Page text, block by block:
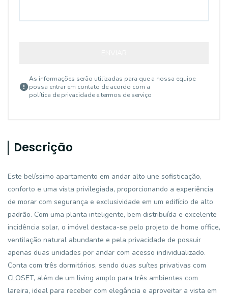
As informações serão utilizadas para que a nossa equipe
possa entrar em contato de acordo com a
política de privacidade e termos de serviço
Descrição
Este belíssimo apartamento em andar alto une sofisticação,
conforto e uma vista privilegiada, proporcionando a experiência
de morar com segurança e exclusividade em um edifício de alto
padrão. Com uma planta inteligente, bem distribuída e excelente
incidência solar, o imóvel destaca-se pelo projeto de home office,
ventilação natural abundante e pela privacidade de possuir
apenas duas unidades por andar com acesso individualizado.
Conta com três dormitórios, sendo duas suítes privativas com
CLOSET, além de um living amplo para três ambientes com
lareira, ideal para receber com elegância e aproveitar a vista em